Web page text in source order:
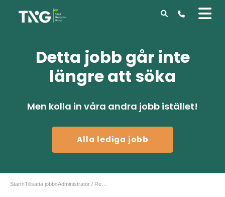
Detta jobb går inte
längre att söka
Men kolla in våra andra jobb istället!
Alla lediga jobb
Start»Tillsatta jobb»